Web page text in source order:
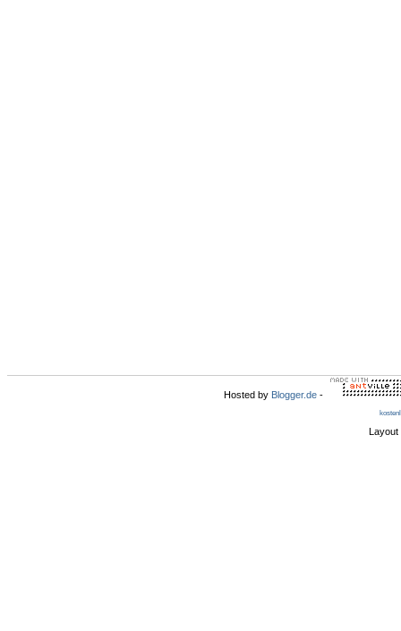
Hosted by Blogger.de -